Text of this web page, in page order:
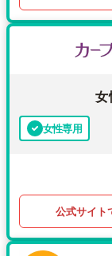
女
女性専用
公式サイト